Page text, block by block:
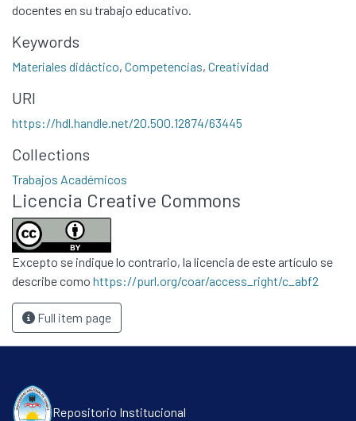
Communities & Collections
All of DSpace
Statistics
Contacto
Políticas
docentes en su trabajo educativo.
Keywords
Materiales didáctico, Competencias, Creatividad
URI
https://hdl.handle.net/20.500.12874/63445
Collections
Trabajos Académicos
Licencia Creative Commons
Excepto se indique lo contrario, la licencia de este artículo se
describe como https://purl.org/coar/access_right/c_abf2
Full item page
Repositorio Institucional